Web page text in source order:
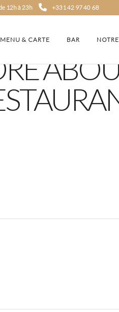
12h à 23h +331 42 97 40 68
MENU & CARTE BAR